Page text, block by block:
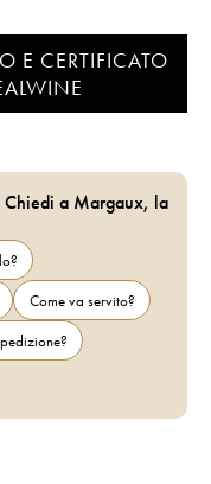
E CERTIFICATO
Chiedi a Margaux, la
Come va servito?